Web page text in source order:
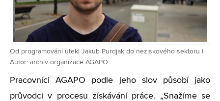
Od programování utekl Jakub Purdjak do neziskového sektoru |
Autor: archiv organizace AGAPO
Pracovníci AGAPO podle jeho slov působí jako
průvodci v procesu získávání práce. „Snažíme se